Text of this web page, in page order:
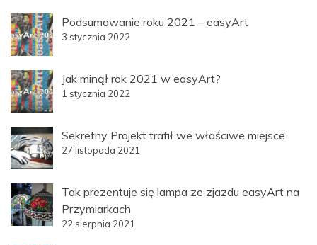
Podsumowanie roku 2021 – easyArt
3 stycznia 2022
Jak minął rok 2021 w easyArt?
1 stycznia 2022
Sekretny Projekt trafił we właściwe miejsce
27 listopada 2021
Tak prezentuje się lampa ze zjazdu easyArt na
Przymiarkach
22 sierpnia 2021